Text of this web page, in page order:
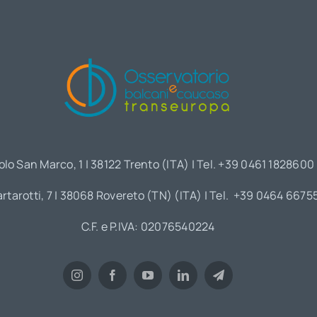
San Marco, 1 | 38122 Trento (ITA) | Tel. +39 0461 1828600
7 | 38068 Rovereto (TN) (ITA) | Tel. +39 0464
C.F. e P.IVA: 02076540224